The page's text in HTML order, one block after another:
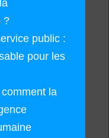
?
public :
pour les
la